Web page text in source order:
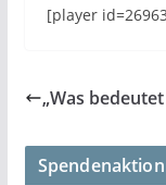
[player
„Was
Spendenaktion